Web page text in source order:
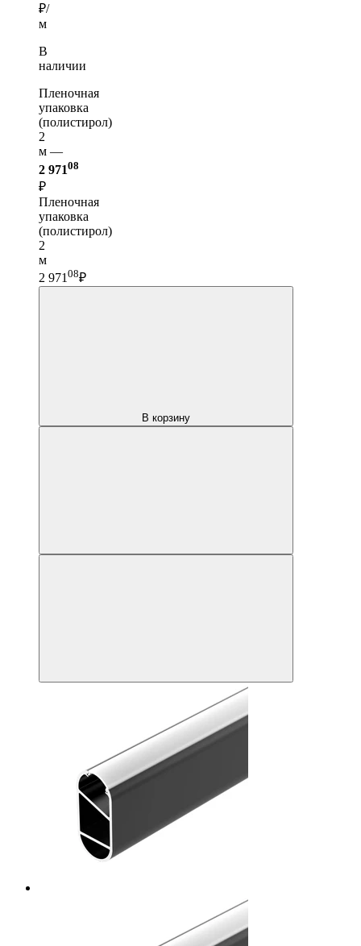
₽/
м
В
наличии
Пленочная
упаковка
(полистирол)
2
м —
2 97108
₽
Пленочная
упаковка
(полистирол)
2
м
2 971 08₽
В корзину